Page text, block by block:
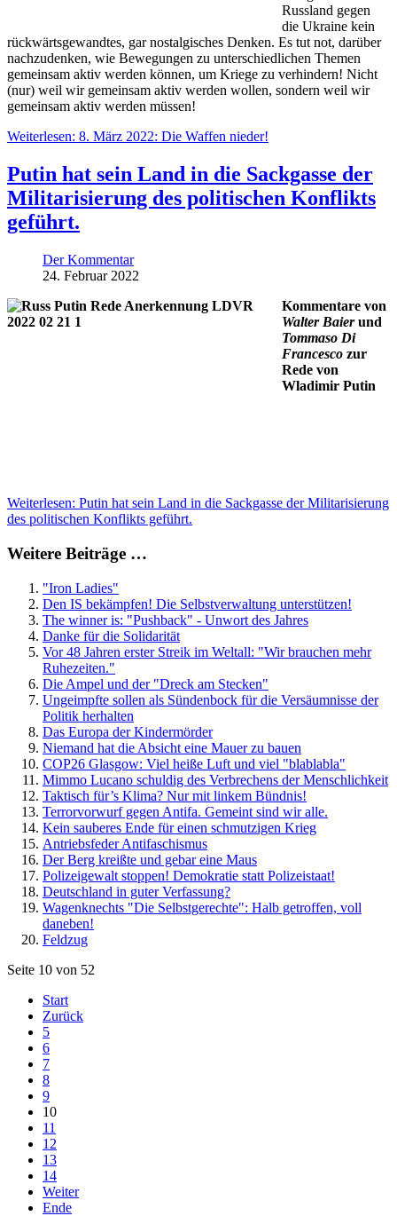
Russland gegen
die Ukraine kein
rückwärtsgewandtes, gar nostalgisches Denken. Es tut not, darüber
nachzudenken, wie Bewegungen zu unterschiedlichen Themen
gemeinsam aktiv werden können, um Kriege zu verhindern! Nicht
(nur) weil wir gemeinsam aktiv werden wollen, sondern weil wir
gemeinsam aktiv werden müssen!
Weiterlesen: 8. März 2022: Die Waffen nieder!
Putin hat sein Land in die Sackgasse der
Militarisierung des politischen Konflikts
geführt.
Der Kommentar
24. Februar 2022
Kommentare von
Walter Baierund
Tommaso Di
Francesco zur
Rede von
Wladimir Putin
Weiterlesen: Putin hat sein Land in die Sackgasse der Militarisierung
des politischen Konflikts geführt.
Weitere Beiträge …
"Iron Ladies"
Den IS bekämpfen! Die Selbstverwaltung unterstützen!
The winner is: "Pushback" - Unwort des Jahres
Danke für die Solidarität
Vor 48 Jahren erster Streik im Weltall: "Wir brauchen mehr
Ruhezeiten."
Die Ampel und der "Dreck am Stecken"
Ungeimpfte sollen als Sündenbock für die Versäumnisse der
Politik herhalten
Das Europa der Kindermörder
Niemand hat die Absicht eine Mauer zu bauen
COP26 Glasgow: Viel heiße Luft und viel "blablabla"
Mimmo Lucano schuldig des Verbrechens der Menschlichkeit
Taktisch für’s Klima? Nur mit linkem Bündnis!
Terrorvorwurf gegen Antifa. Gemeint sind wir alle.
Kein sauberes Ende für einen schmutzigen Krieg
Antriebsfeder Antifaschismus
Der Berg kreißte und gebar eine Maus
Polizeigewalt stoppen! Demokratie statt Polizeistaat!
Deutschland in guter Verfassung?
Wagenknechts "Die Selbstgerechte": Halb getroffen, voll
daneben!
Feldzug
Seite 10 von 52
Start
Zurück
5
6
7
8
9
10
11
12
13
14
Weiter
Ende